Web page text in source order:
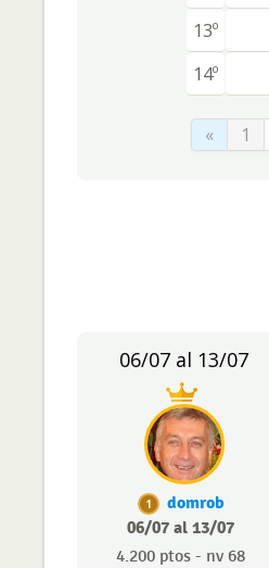
13º
14º
« 1
06/07 al 13/07
1
domrob
06/07 al 13/07
4.200 ptos - nv 68